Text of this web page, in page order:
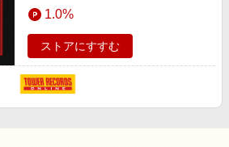
1.0%
ストアにすすむ